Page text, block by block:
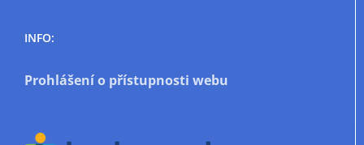
INFO:
Prohlášení o přístupnosti webu